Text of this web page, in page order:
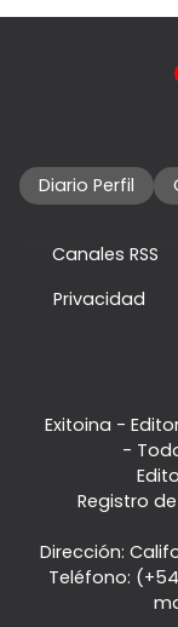
Diario Perfil
Canales RSS
Privacidad
Exitoina -
-
Registro
Dirección:
Teléfono: